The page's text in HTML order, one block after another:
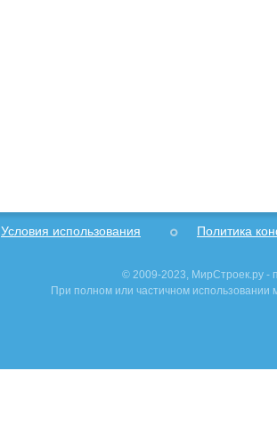
Условия использования Политика
© 2009-2023, МирСтроек.ру -
При полном или частичном использовании